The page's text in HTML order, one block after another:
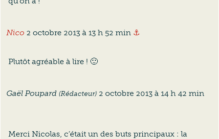
Nico 2 octobre 2013 à 13 h 52 min Ancre vers ce
⚓
Plutôt agréable à lire ! 🙂
Gaël Poupard (Rédacteur) 2 octobre 2013 à 14 h 42 min
Merci Nicolas, c’était un des buts principaux : la